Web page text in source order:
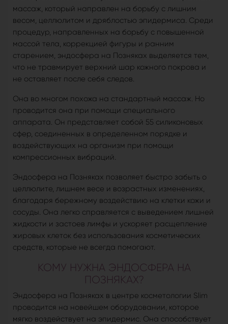
массаж, который направлен на борьбу с лишним
весом, целлюлитом и дряблостью эпидермиса. Среди
процедур, направленных на борьбу с повышенной
массой тела, коррекцией фигуры и ранним
старением, эндосфера на Позняках выделяется тем,
что не травмирует верхний шар кожного покрова и
не оставляет после себя следов.
Она во многом похожа на стандартный массаж. Но
проводится она при помощи специального
аппарата. Он представляет собой 55 силиконовых
сфер, соединенных в определенном порядке и
воздействующих на организм при помощи
компрессионных вибраций.
Эндосфера на Позняках позволяет быстро забыть о
целлюлите, лишнем весе и возрастных изменениях,
благодаря бережному воздействию на клетки кожи и
сосуды. Она легко справляется с выведением лишней
жидкости и застоев лимфы и ускоряет расщепление
жировых клеток без использования косметических
средств, которые не всегда помогают.
КОМУ НУЖНА ЭНДОСФЕРА НА
ПОЗНЯКАХ?
Эндосфера на Позняках в центре косметологии Slim
проводится на новейшем оборудовании, которое
мягко воздействует на эпидермис. Она способствует